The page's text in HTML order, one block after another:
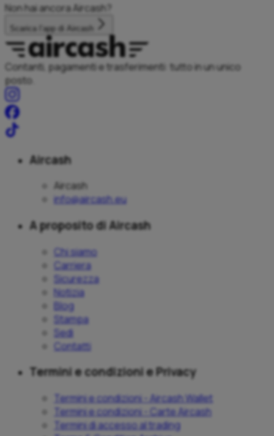
Non hai ancora Aircash?
Scarica l’app di Aircash
Contanti, pagamenti e trasferimenti: tutto in un unico
posto.
Aircash
Aircash
info@aircash.eu
A proposito di Aircash
Chi siamo
Carriera
Sicurezza
Notizia
Blog
Stampa
Sedi
Contatti
Termini e condizioni e Privacy
Termini e condizioni - Aircash Wallet
Termini e condizioni - Carte Aircash
Termini di accesso al trading